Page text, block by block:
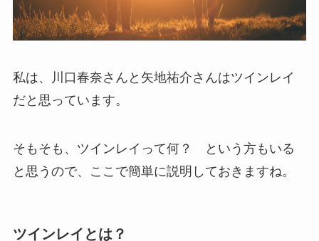
私は、川口春奈さんと矢地祐介さんはツインレイ
だと思っています。
そもそも、ツインレイって何？ という方もいる
と思うので、ここで簡単に説明しておきますね。
ツインレイとは？